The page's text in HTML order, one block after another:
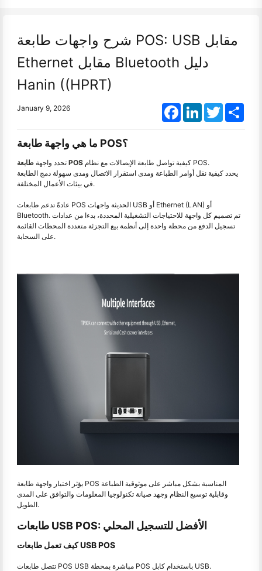
شرح واجهات طابعة POS: USB مقابل
Ethernet مقابل Bluetooth دليل
Hanin ((HPRT)
January 9, 2026 FacebookLinkedInTwitter
ما هي واجهة طابعة POS؟
تحدد واجهة طابعة POS
كيفية تواصل طابعة الإيصالات مع نظام POS.
يحدد كيفية نقل أوامر الطباعة ومدى استقرار الاتصال ومدى سهولة دمج الطابعة
في بيئات الأعمال المختلفة.
عادةً تدعم طابعات POS الحديثة واجهات USB أو Ethernet (LAN) أو
Bluetooth. تم تصميم كل واجهة للاحتياجات التشغيلية المحددة، بدءا من عدادات
تسجيل الدفع من محطة واحدة إلى أنظمة بيع التجزئة متعددة المحطات القائمة
على السحابة.
يؤثر اختيار واجهة طابعة POS المناسبة بشكل مباشر على موثوقية الطباعة
وقابلية توسيع النظام وجهد صيانة تكنولوجيا المعلومات والتوافق على المدى
الطويل.
طابعات USB POS: الأفضل للتسجيل المحلي
كيف تعمل طابعات USB POS
تتصل طابعات POS USB مباشرة بمحطة POS باستخدام كابل USB.